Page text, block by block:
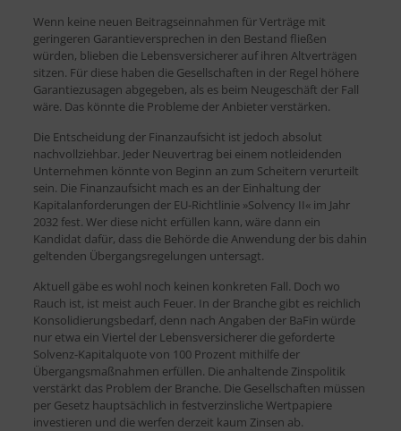
Wenn keine neuen Beitragseinnahmen für Verträge mit
geringeren Garantieversprechen in den Bestand fließen
würden, blieben die Lebensversicherer auf ihren Altverträgen
sitzen. Für diese haben die Gesellschaften in der Regel höhere
Garantiezusagen abgegeben, als es beim Neugeschäft der Fall
wäre. Das könnte die Probleme der Anbieter verstärken.
Die Entscheidung der Finanzaufsicht ist jedoch absolut
nachvollziehbar. Jeder Neuvertrag bei einem notleidenden
Unternehmen könnte von Beginn an zum Scheitern verurteilt
sein. Die Finanzaufsicht mach es an der Einhaltung der
Kapitalanforderungen der EU-Richtlinie »Solvency II« im Jahr
2032 fest. Wer diese nicht erfüllen kann, wäre dann ein
Kandidat dafür, dass die Behörde die Anwendung der bis dahin
geltenden Übergangsregelungen untersagt.
Aktuell gäbe es wohl noch keinen konkreten Fall. Doch wo
Rauch ist, ist meist auch Feuer. In der Branche gibt es reichlich
Konsolidierungsbedarf, denn nach Angaben der BaFin würde
nur etwa ein Viertel der Lebensversicherer die geforderte
Solvenz-Kapitalquote von 100 Prozent mithilfe der
Übergangsmaßnahmen erfüllen. Die anhaltende Zinspolitik
verstärkt das Problem der Branche. Die Gesellschaften müssen
per Gesetz hauptsächlich in festverzinsliche Wertpapiere
investieren und die werfen derzeit kaum Zinsen ab.